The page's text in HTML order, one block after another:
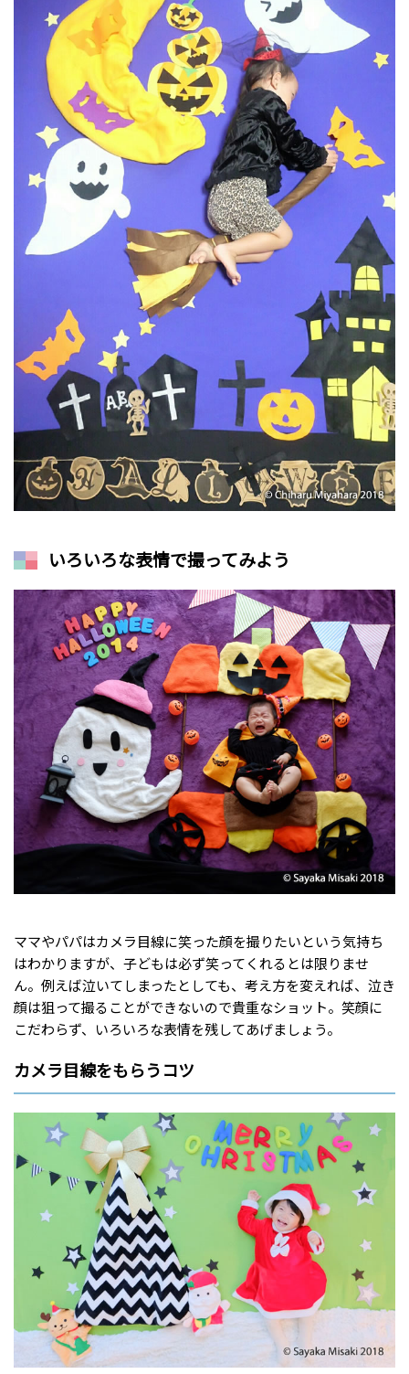
いろいろな表情で撮ってみよう
ママやパパはカメラ目線に笑った顔を撮りたいという気持ち
はわかりますが、子どもは必ず笑ってくれるとは限りませ
ん。例えば泣いてしまったとしても、考え方を変えれば、泣き
顔は狙って撮ることができないので貴重なショット。笑顔に
こだわらず、いろいろな表情を残してあげましょう。
カメラ目線をもらうコツ